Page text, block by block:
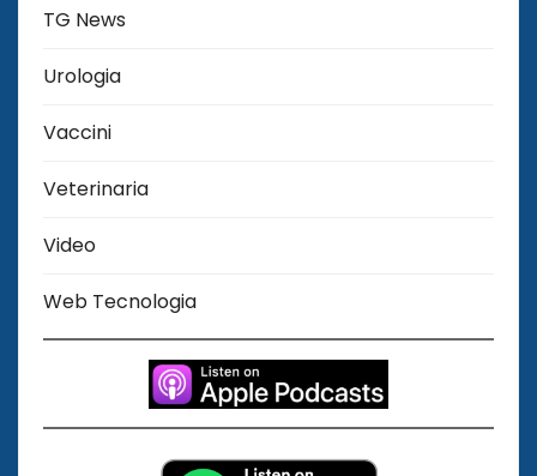
TG News
Urologia
Vaccini
Veterinaria
Video
Web Tecnologia